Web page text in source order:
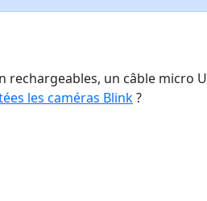
un câble micro
les caméras Blink?